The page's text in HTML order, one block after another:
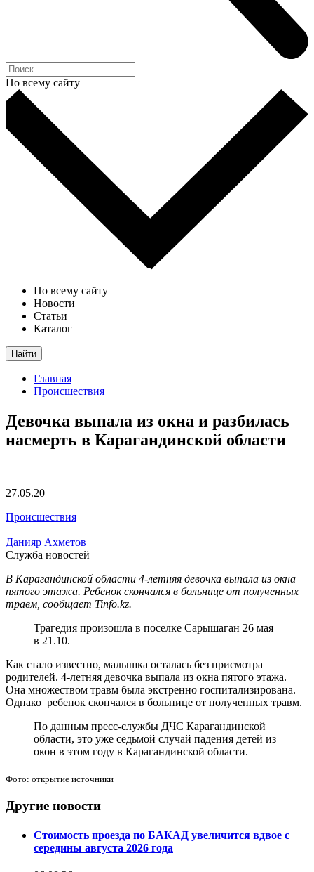
По всему сайту
По всему сайту
Новости
Статьи
Каталог
Найти
Главная
Происшествия
Девочка выпала из окна и разбилась
насмерть в Карагандинской области
27.05.20
Происшествия
Данияр Ахметов
Служба новостей
В Карагандинской области 4-летняя девочка выпала из окна
пятого этажа. Ребенок скончался в больнице от полученных
травм, сообщает Tinfo.kz.
Трагедия произошла в поселке Сарышаган 26 мая
в 21.10.
Как стало известно, малышка осталась без присмотра
родителей. 4-летняя девочка выпала из окна пятого этажа.
Она множеством травм была экстренно госпитализирована.
Однако ребенок скончался в больнице от полученных травм.
По данным пресс-службы ДЧС Карагандинской
области, это уже седьмой случай падения детей из
окон в этом году в Карагандинской области.
Фото: открытие источники
Другие новости
Стоимость проезда по БАКАД увеличится вдвое с
середины августа 2026 года